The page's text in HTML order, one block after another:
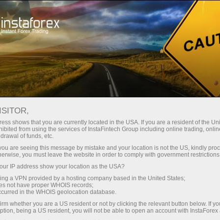
З InstaForex ви отримуєте доступ
можливостей: кредитне плече до
1:5000, одні з найкращих
спредів та комісій на ринку, а
також привабливі умови для
торгівлі акціями та індексами
Мінімальні спреди - максимум
Бонус 30% на кожен депозит
Швидкість
у трейдингу і на трасі
shows that you are currently located in the USA. If you are a resident of the
from using the services of InstaFintech Group including online trading,
of funds, etc.
are seeing this message by mistake and your location is not the US, kindly
you must leave the website in order to comply with government
IP address show your location as the USA?
a VPN provided by a hosting company based in the United States;
not have proper WHOIS records;
in the WHOIS geolocation database.
whether you are a US resident or not by clicking the relevant button below. If
being a US resident, you will not be able to open an account with InstaForex